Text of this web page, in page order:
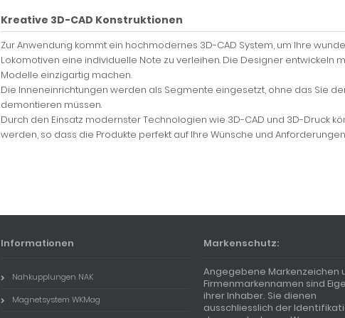
Kreative 3D-CAD Konstruktionen
Zur Anwendung kommt ein hochmodernes 3D-CAD System, um Ihre
Lokomotiven eine individuelle Note zu verleihen. Die Designer entwickeln
Modelle einzigartig machen.
Die Inneneinrichtungen werden als Segmente eingesetzt, ohne das Sie
demontieren müssen.
Durch den Einsatz modernster Technologien wie 3D-CAD und 3D-Druck
werden, so dass die Produkte perfekt auf Ihre Wünsche und
Informationen
Nahkupplungen NAK
Magnetsystem WKMag
Markenschutz:
Angegebene Markenzeichen
Firmenmarkennamen sind
ihrer Inhaber. Sie dienen
ausschliesslich der